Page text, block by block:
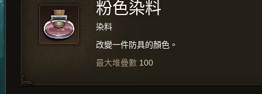
粉色染料
染料
改變一件防具的顏色。
最大堆疊數 100